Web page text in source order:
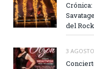
del
3